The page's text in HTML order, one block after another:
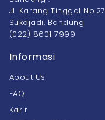
Jl. Karang Tinggal No.27
Sukajadi, Bandung
(022) 8601 7999
Informasi
About Us
FAQ
Karir